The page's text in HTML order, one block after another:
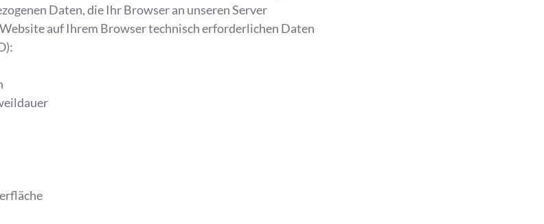
Daten, die Ihr Browser an unseren Server
auf Ihrem Browser technisch erforderlichen Daten